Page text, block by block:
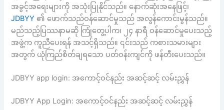
အခွင့်အရေးများကို အသုံးပြုနိုင်သည်။ နောက်ဆုံးအနေဖြင့်၊
JDBYY ၏ ဖောက်သည်ဝန်ဆောင်မှုသည် အလွန်ကောင်းမွန်သည်။
မည်သည့်ပြဿနာမဆို ကြုံတွေ့ပါက၊ ၂၄ နာရီ ဝန်ဆောင်မှုပေးသည့်
အဖွဲ့က ကူညီပေးရန် အသင့်ရှိသည်။ ၎င်းသည် ကစားသမားများ
အတွက် ယုံကြည်စိတ်ချရသော ပတ်ဝန်းကျင်ကို ဖန်တီးပေးသည်။
JDBYY app login: အကောင့်ဝင်နည်း အဆင့်ဆင့် လမ်းညွှန်
JDBYY App Login: အကောင့်ဝင်နည်း အဆင့်ဆင့် လမ်းညွှန်